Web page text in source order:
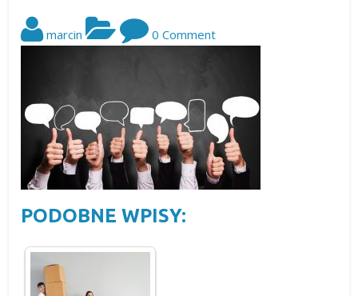
marcin 0 Comment
PODOBNE WPISY: